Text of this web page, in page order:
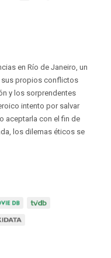
en Río de Janeiro, un
sus propios conflictos
y los sorprendentes
intento por salvar
aceptarla con el fin de
los dilemas éticos se